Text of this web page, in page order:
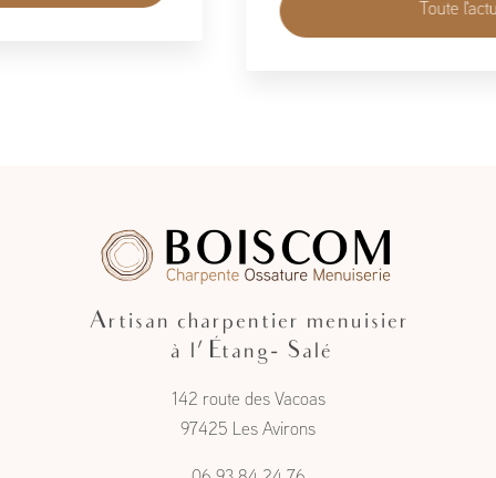
Toute l'actualité
Artisan charpentier menuisier
à l'Étang- Salé
142 route des Vacoas
97425 Les Avirons